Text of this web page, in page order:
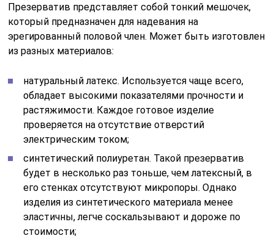
Презерватив представляет собой тонкий мешочек,
который предназначен для надевания на
эрегированный половой член. Может быть изготовлен
из разных материалов:
натуральный латекс. Используется чаще всего,
обладает высокими показателями прочности и
растяжимости. Каждое готовое изделие
проверяется на отсутствие отверстий
электрическим током;
синтетический полиуретан. Такой презерватив
будет в несколько раз тоньше, чем латексный, в
его стенках отсутствуют микропоры. Однако
изделия из синтетического материала менее
эластичны, легче соскальзывают и дороже по
стоимости;